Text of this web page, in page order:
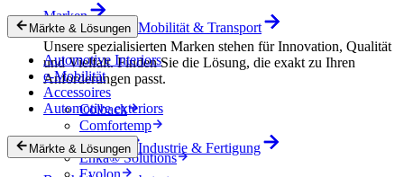
Marken
Unsere spezialisierten Marken stehen für Innovation, Qualität
und Vielfalt. Finden Sie die Lösung, die exakt zu Ihren
Anforderungen passt.
Colback
Comfortemp
Dripstop
Enka® Solutions
Evolon
Märkte & Lösungen Mobilität & Transport
Automotive Interiors
e-Mobilität
Accessoires
Automotive exteriors
Märkte & Lösungen Industrie & Fertigung